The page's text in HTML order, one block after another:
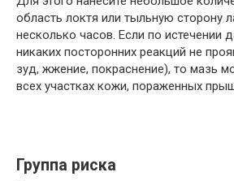
область локтя или тыльную сторону
несколько часов. Если по истечении
никаких посторонних реакций не
зуд, жжение, покраснение), то мазь
всех участках кожи, пораженных
Группа риска